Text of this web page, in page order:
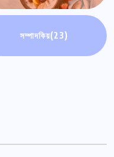
সম্পাদকিয়(23)